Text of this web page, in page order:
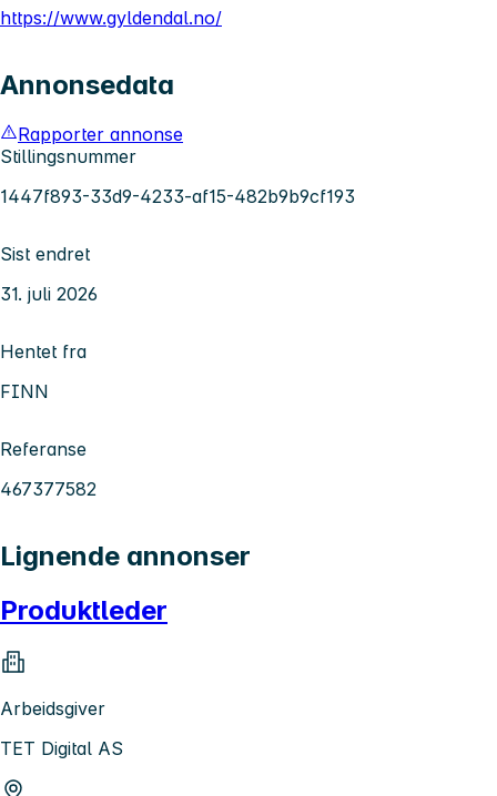
https://www.gyldendal.no/
Annonsedata
Rapporter annonse
Stillingsnummer
1447f893-33d9-4233-af15-482b9b9cf193
Sist endret
31. juli 2026
Hentet fra
FINN
Referanse
467377582
Lignende annonser
Produktleder
Arbeidsgiver
TET Digital AS